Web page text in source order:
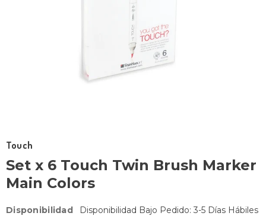
Touch
Set x 6 Touch Twin Brush Marker
Main Colors
Disponibilidad
Disponibilidad Bajo Pedido: 3-5 Días Hábiles